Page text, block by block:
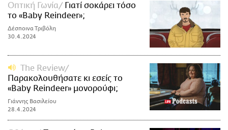
Οπτική Γωνία
Γιατί σοκάρει τόσο
το «Baby Reindeer»;
Δέσποινα Τριβόλη
30.4.2024
The Review
Παρακολουθήσατε κι εσείς το
«Baby Reindeer» μονορούφι;
Γιάννης Βασιλείου
28.4.2024